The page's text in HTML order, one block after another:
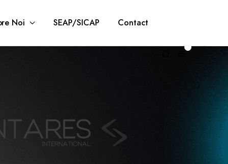
Noi SEAP/SICAP Contact